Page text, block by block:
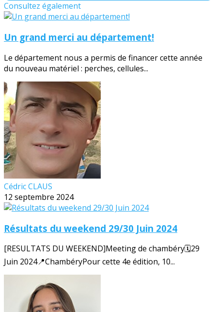
Consultez également
Un grand merci au département!
Le département nous a permis de financer cette année
du nouveau matériel : perches, cellules...
Cédric CLAUS
12 septembre 2024
Résultats du weekend 29/30 Juin 2024
[RESULTATS DU WEEKEND]Meeting de chambéry🗓️29
Juin 2024📍ChambéryPour cette 4e édition, 10...